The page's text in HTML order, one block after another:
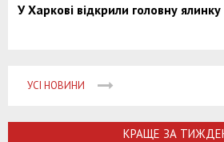
У Харкові відкрили головну
УСІ НОВИНИ
КРАЩЕ ЗА